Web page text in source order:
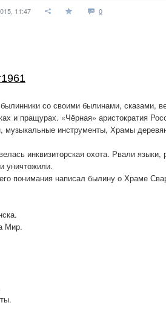
11:47 0
со своими былинами, сказами,
и пращурах. «Чёрная» аристократия
музыкальные инструменты, Храмы
инквизиторская охота. Рвали языки,
уничтожили.
понимания написал былину о Храме
Мир.